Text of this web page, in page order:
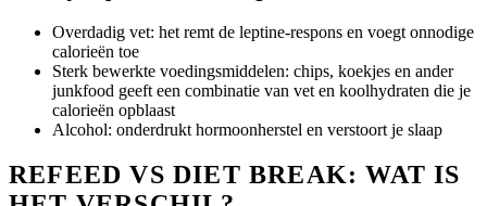
Overdadig vet: het remt de leptine-respons en voegt onnodige
calorieën toe
Sterk bewerkte voedingsmiddelen: chips, koekjes en ander
junkfood geeft een combinatie van vet en koolhydraten die je
calorieën opblaast
Alcohol: onderdrukt hormoonherstel en verstoort je slaap
REFEED VS DIET BREAK: WAT IS